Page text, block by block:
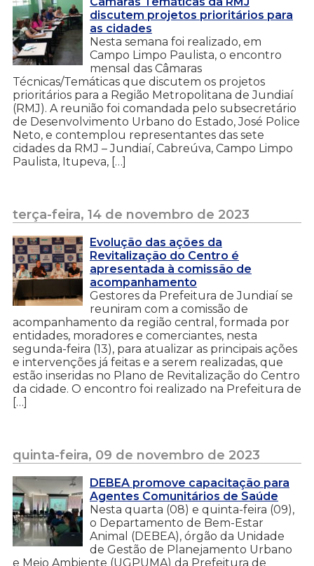
discutem projetos prioritários para
as cidades
Nesta semana foi realizado, em
Campo Limpo Paulista, o encontro
mensal das Câmaras
Técnicas/Temáticas que discutem os projetos
prioritários para a Região Metropolitana de Jundiaí
(RMJ). A reunião foi comandada pelo subsecretário
de Desenvolvimento Urbano do Estado, José Police
Neto, e contemplou representantes das sete
cidades da RMJ – Jundiaí, Cabreúva, Campo Limpo
Paulista, Itupeva, […]
terça-feira, 14 de novembro de 2023
Evolução das ações da
Revitalização do Centro é
apresentada à comissão de
acompanhamento
Gestores da Prefeitura de Jundiaí se
reuniram com a comissão de
acompanhamento da região central, formada por
entidades, moradores e comerciantes, nesta
segunda-feira (13), para atualizar as principais ações
e intervenções já feitas e a serem realizadas, que
estão inseridas no Plano de Revitalização do Centro
da cidade. O encontro foi realizado na Prefeitura de
[…]
quinta-feira, 09 de novembro de 2023
DEBEA promove capacitação para
Agentes Comunitários de Saúde
Nesta quarta (08) e quinta-feira (09),
o Departamento de Bem-Estar
Animal (DEBEA), órgão da Unidade
de Gestão de Planejamento Urbano
e Meio Ambiente (UGPUMA) da Prefeitura de